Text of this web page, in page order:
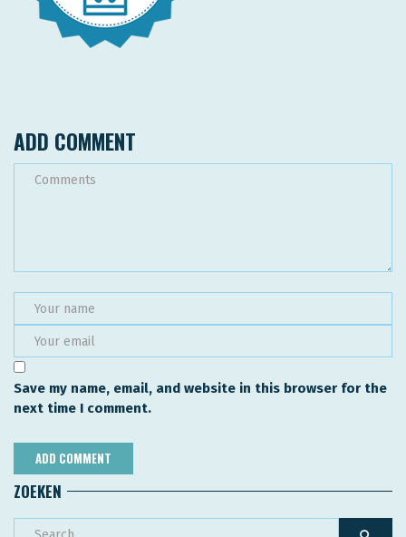
ADD COMMENT
Save my name, email, and website in this browser for the
next time I comment.
ZOEKEN